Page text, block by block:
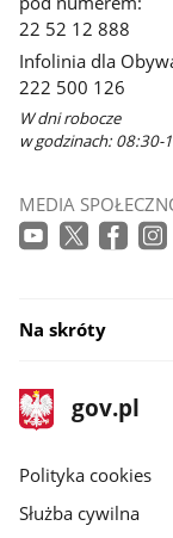
22 52 12 888
Infolinia dla
222 500 126
W dni robocze
w godzinach: 08:30-
MEDIA
Na skróty
stopka
gov.pl
Strona
gov.pl
gov.pl
Polityka cookies
Służba cywilna